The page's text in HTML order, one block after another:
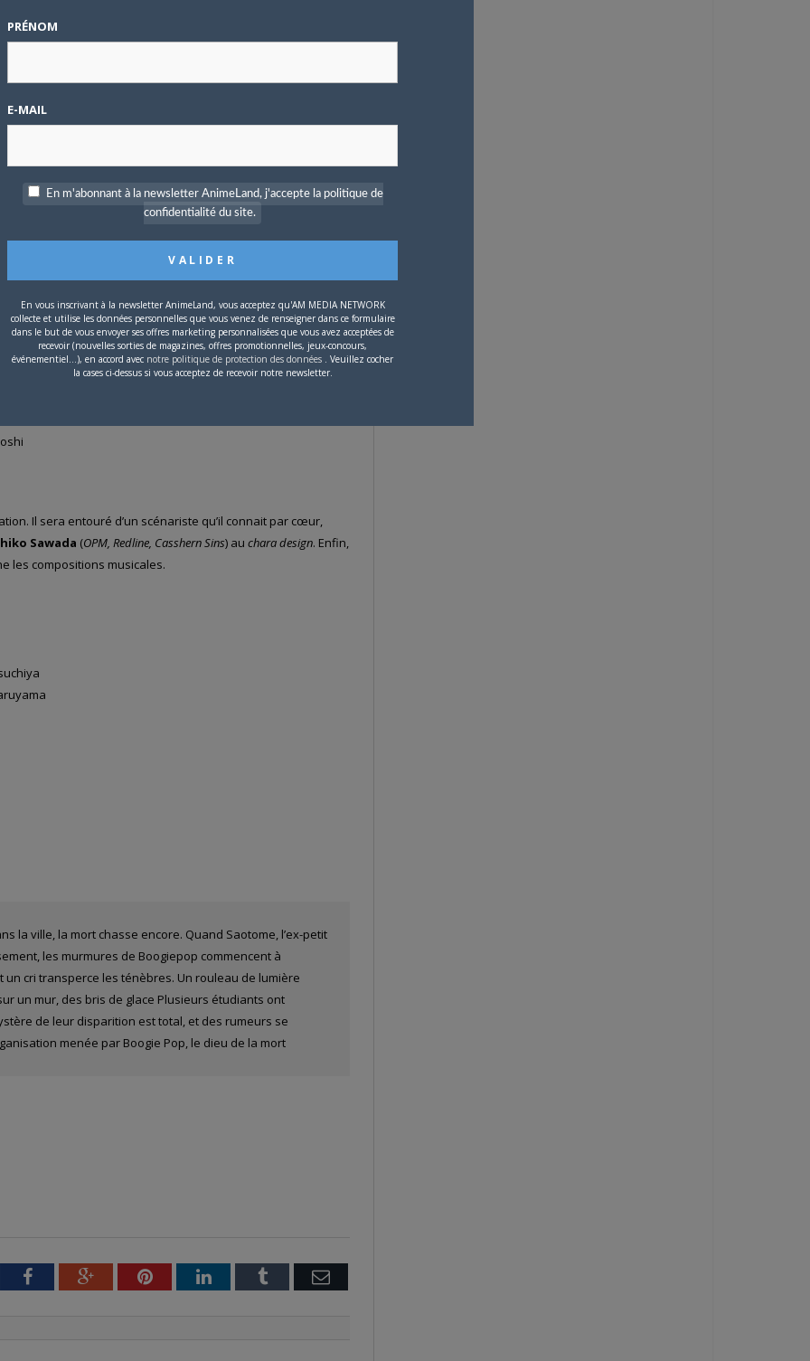
le rôle de Masami Saotome
le rôle de Shiro Tanaka
le rôle de Minako Yurihara
dans le rôle de Echoes
Il sera entouré d’un scénariste qu’il connait par cœur,
Sawada (OPM, Redline, Casshern Sins) au chara design. Enfin,
les compositions musicales.
la ville, la mort chasse encore. Quand Saotome, l’ex-petit
les murmures de Boogiepop commencent à
cri transperce les ténèbres. Un rouleau de lumière
un mur, des bris de glace Plusieurs étudiants ont
de leur disparition est total, et des rumeurs se
menée par Boogie Pop, le dieu de la mort
FacebookGoogle+PinterestLinkedInTumblr Email
PRÉNOM
E-MAIL
En m'abonnant à la newsletter AnimeLand, j'accepte la politique de
confidentialité du site.
En vous inscrivant à la newsletter AnimeLand, vous acceptez qu'AM MEDIA NETWORK
collecte et utilise les données personnelles que vous venez de renseigner dans ce formulaire
dans le but de vous envoyer ses offres marketing personnalisées que vous avez acceptées de
recevoir (nouvelles sorties de magazines, offres promotionnelles, jeux-concours,
événementiel...), en accord avec notre politique de protection des données . Veuillez cocher
la cases ci-dessus si vous acceptez de recevoir notre newsletter.